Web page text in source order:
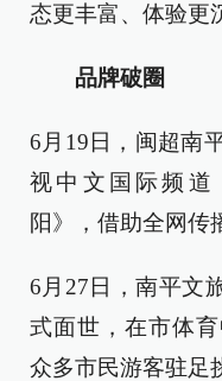
态更丰富、体验更
品牌破圈
6月19日，闽超南
视中文国际频道
阳》，借助全网传
6月27日，南平文
式面世，在市体
众多市民游客驻足